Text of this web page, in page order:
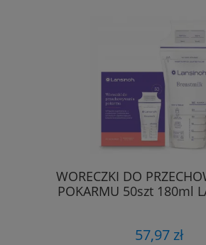
WORECZKI DO
POKARMU 50szt 180ml
57,97 zł